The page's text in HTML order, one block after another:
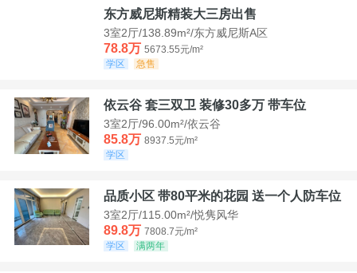
东方威尼斯精装大三房出售
3室2厅/138.89m²/东方威尼斯A区
78.8万 5673.55元/m²
学区
急售
依云谷 套三双卫 装修30多万 带车位
3室2厅/96.00m²/依云谷
85.8万 8937.5元/m²
学区
品质小区 带80平米的花园 送一个人防车位
3室2厅/115.00m²/悦隽风华
89.8万 7808.7元/m²
学区
满两年